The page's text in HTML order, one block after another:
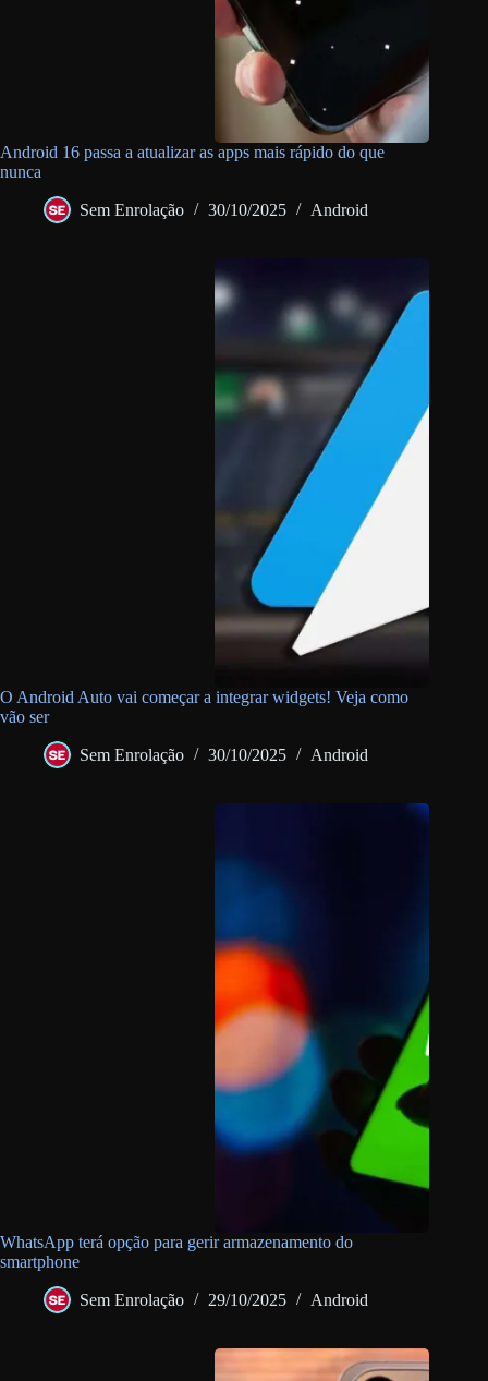
Android 16 passa a atualizar as apps mais rápido do que
nunca
Sem Enrolação 30/10/2025 Android
O Android Auto vai começar a integrar widgets! Veja como
vão ser
Sem Enrolação 30/10/2025 Android
WhatsApp terá opção para gerir armazenamento do
smartphone
Sem Enrolação 29/10/2025 Android